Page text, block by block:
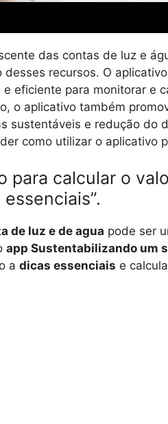
das contas de luz e
desses recursos. O
eficiente para monitorar e
o aplicativo também
sustentáveis e redução do
como utilizar o aplicativo
para calcular o
de luz e de agua pode ser
app Sustentabilizando um
a dicas essenciais e